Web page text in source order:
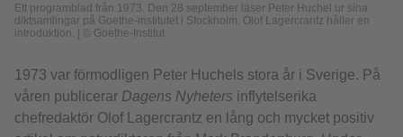
Ett programblad från 1973. Den 28 september läser Peter Huchel ur sina
diktsamlingar på Goethe-institutet i Stockholm. Olof Lagercrantz håller en
introduktion. | © Goethe-Institut
1973 var förmodligen Peter Huchels stora år i Sverige. På
våren publicerar Dagens Nyheters inflytelserika
chefredaktör Olof Lagercrantz en lång och mycket positiv